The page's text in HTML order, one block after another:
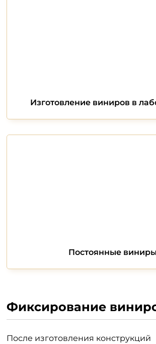
Изготовление виниров в
Постоянные виниры
Фиксирование
После изготовления конструкций